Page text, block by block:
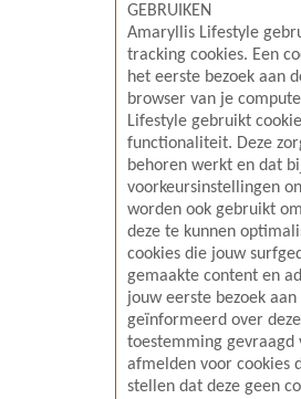
GEBRUIKEN
Amaryllis Lifestyle
tracking cookies. Een
het eerste bezoek aan
browser van je
Lifestyle gebruikt
functionaliteit. Deze
behoren werkt en dat
voorkeursinstellingen
worden ook gebruikt
deze te kunnen
cookies die jouw
gemaakte content en
jouw eerste bezoek
geïnformeerd over
toestemming gevraagd
afmelden voor cookies
stellen dat deze geen